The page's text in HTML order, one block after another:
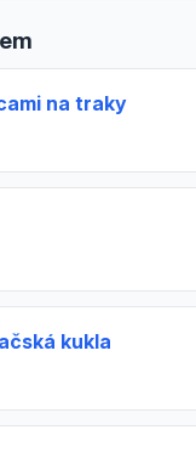
na traky
kukla